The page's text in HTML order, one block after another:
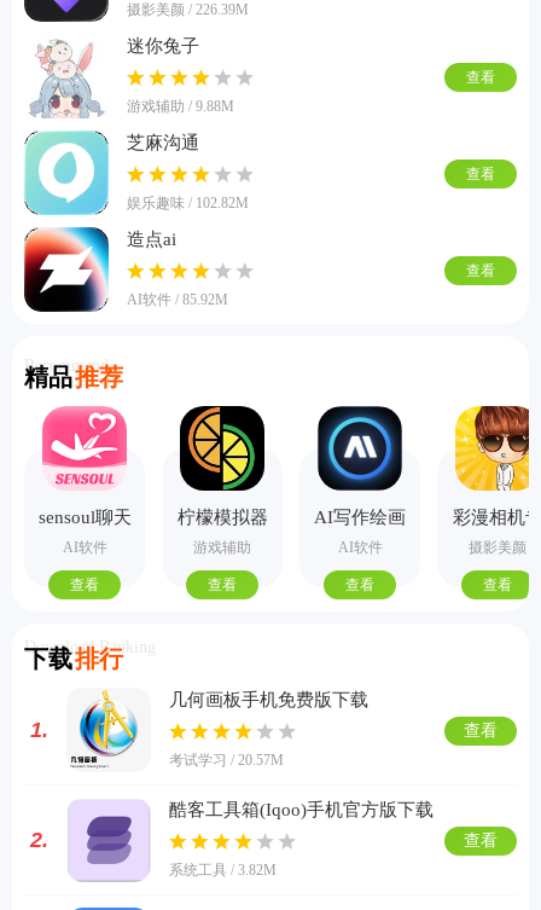
摄影美颜 / 226.39M
迷你兔子
游戏辅助 / 9.88M
查看
芝麻沟通
娱乐趣味 / 102.82M
查看
造点ai
AI软件 / 85.92M
查看
精品推荐
Recommend
sensoul聊天
AI软件
查看
柠檬模拟器
手机版
游戏辅助
查看
AI写作绘画
视频PPT助
手
AI软件
查看
彩漫相机
业版
摄影美颜
查看
下载排行
Download Ranking
1.
几何画板手机免费版下载
考试学习 / 20.57M
查看
2.
酷客工具箱(Iqoo)手机官方版下载
系统工具 / 3.82M
查看